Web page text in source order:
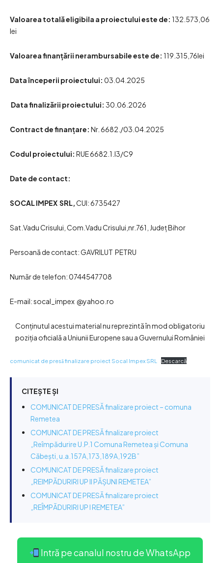
Valoarea totală eligibila a proiectului este de: 132.573,06
lei
Valoarea finanțării nerambursabile este de: 119.315,76lei
Data începerii proiectului: 03.04.2025
Data finalizării proiectului: 30.06.2026
Contract de finanțare: Nr. 6682./03.04.2025
Codul proiectului: RUE 6682.1.I3/C9
Date de contact:
SOCAL IMPEX SRL,CUI: 6735427
Sat.Vadu Crisului, Com.Vadu Crisului,nr.761, Județ Bihor
Persoană de contact: GAVRILUT PETRU
Număr de telefon: 0744547708
E-mail: socal_impex @yahoo.ro
Conținutul acestui material nu reprezintă în mod obligatoriu
poziția oficială a Uniunii Europene sau a Guvernului României
comunicat de presă finalizare proiect Socal Impex SRL Descarcă
CITEȘTE ȘI
COMUNICAT DE PRESĂ finalizare proiect – comuna
Remetea
COMUNICAT DE PRESĂ finalizare proiect
„Reîmpădurire U.P.1 Comuna Remetea și Comuna
Căbești, u.a.157A,173,189A,192B”
COMUNICAT DE PRESĂ finalizare proiect
„REIMPĂDURIRI UP II PĂȘUNI REMETEA”
COMUNICAT DE PRESĂ finalizare proiect
„REÎMPĂDURIRI UP I REMETEA”
Intră pe canalul nostru de WhatsApp